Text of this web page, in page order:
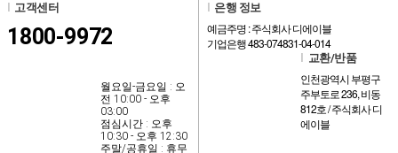
고객센터
1800-9972
월요일-금요일 : 오
전 10:00 - 오후
03:00
점심시간 : 오후
10:30 - 오후 12:30
주말/공휴일 : 휴무
은행 정보
예금주명 : 주식회사 디에이블
기업은행 483-074831-04-014
교환/반품
인천광역시 부평구
주부토로 236, 비동
812호 / 주식회사 디
에이블